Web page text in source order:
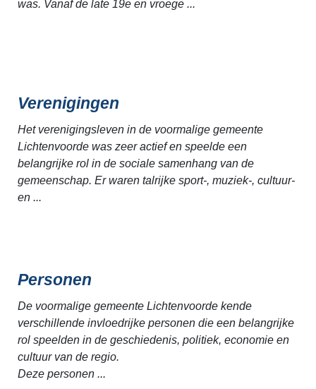
was. Vanaf de late 19e en vroege ...
Verenigingen
Het verenigingsleven in de voormalige gemeente
Lichtenvoorde was zeer actief en speelde een
belangrijke rol in de sociale samenhang van de
gemeenschap. Er waren talrijke sport-, muziek-, cultuur-
en ...
Personen
De voormalige gemeente Lichtenvoorde kende
verschillende invloedrijke personen die een belangrijke
rol speelden in de geschiedenis, politiek, economie en
cultuur van de regio.
Deze personen ...